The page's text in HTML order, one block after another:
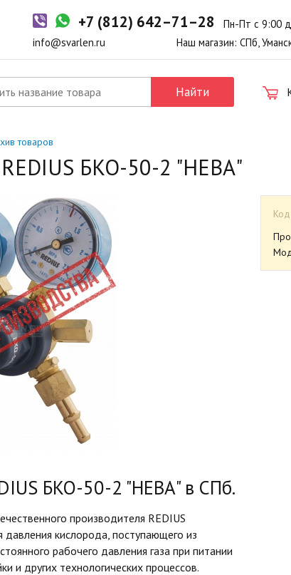
в магазин: 1-2 рабочих дня.
+7 (812) 642–71–28 Пн-Пт с 9:00
info@svarlen.ru
Наш магазин: СПб,
Найти
товаров
БКО-50-2 "НЕВА"
БКО-50-2 "НЕВА" в СПб.
производителя REDIUS
давления кислорода, поступающего из
рабочего давления газа при питании
и других технологических процессов.